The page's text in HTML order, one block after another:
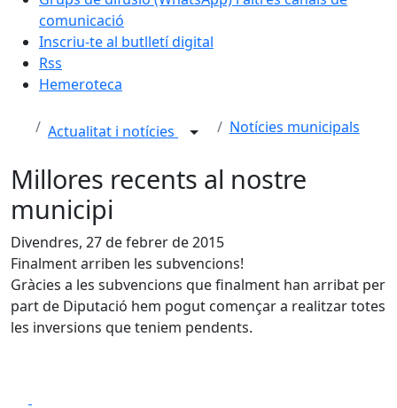
comunicació
Inscriu-te al butlletí digital
Rss
Hemeroteca
Actualitat i notícies Notícies municipals
Millores recents al nostre
municipi
Divendres, 27 de febrer de 2015
Finalment arriben les subvencions!
Gràcies a les subvencions que finalment han arribat per
part de Diputació hem pogut començar a realitzar totes
les inversions que teniem pendents.